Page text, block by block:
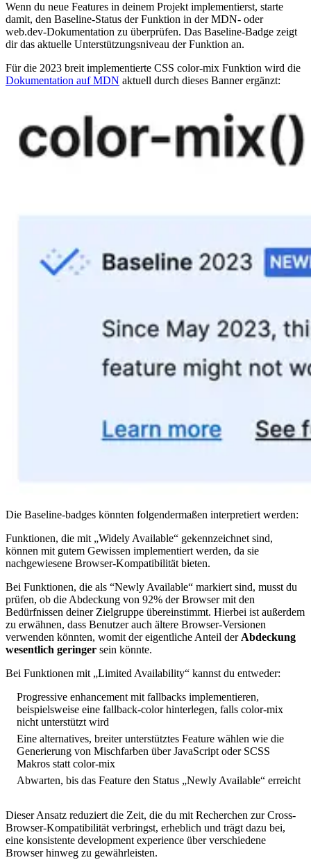
Wenn du neue Features in deinem Projekt implementierst, starte
damit, den Baseline-Status der Funktion in der MDN- oder
web.dev-Dokumentation zu überprüfen. Das Baseline-Badge zeigt
dir das aktuelle Unterstützungsniveau der Funktion an.
Für die 2023 breit implementierte CSS color-mix Funktion wird die
Dokumentation auf MDN aktuell durch dieses Banner ergänzt:
Die Baseline-badges könnten folgendermaßen interpretiert werden:
Funktionen, die mit „Widely Available“ gekennzeichnet sind,
können mit gutem Gewissen implementiert werden, da sie
nachgewiesene Browser-Kompatibilität bieten.
Bei Funktionen, die als “Newly Available“ markiert sind, musst du
prüfen, ob die Abdeckung von 92% der Browser mit den
Bedürfnissen deiner Zielgruppe übereinstimmt. Hierbei ist außerdem
zu erwähnen, dass Benutzer auch ältere Browser-Versionen
verwenden könnten, womit der eigentliche Anteil der Abdeckung
wesentlich geringer sein könnte.
Bei Funktionen mit „Limited Availability“ kannst du entweder:
Progressive enhancement mit fallbacks implementieren,
beispielsweise eine fallback-color hinterlegen, falls color-mix
nicht unterstützt wird
Eine alternatives, breiter unterstütztes Feature wählen wie die
Generierung von Mischfarben über JavaScript oder SCSS
Makros statt color-mix
Abwarten, bis das Feature den Status „Newly Available“ erreicht
Dieser Ansatz reduziert die Zeit, die du mit Recherchen zur Cross-
Browser-Kompatibilität verbringst, erheblich und trägt dazu bei,
eine konsistente development experience über verschiedene
Browser hinweg zu gewährleisten.